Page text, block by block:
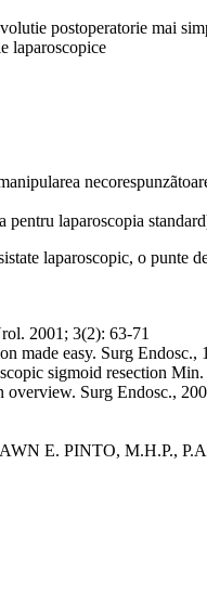
postoperatorie mai
laparoscopice
laparoscopia
laparoscopic, o
2001; 3(2): 63-71
easy. Surg Endosc.,
sigmoid resection Min.
Surg Endosc.,
E. PINTO, M.H.P.,